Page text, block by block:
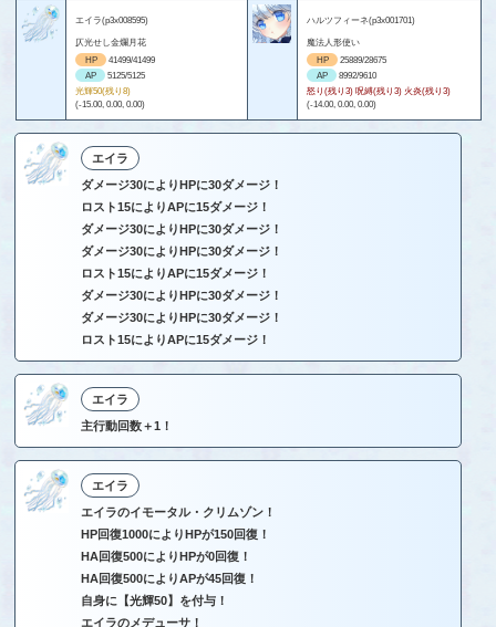
エイラ(p3x008595)
仄光せし金爛月花
HP
41499/41499
AP
5125/5125
光輝50(残り8)
(-15.00, 0.00, 0.00)
ハルツフィーネ(p3x001701)
魔法人形使い
HP
25889/28675
AP
8992/9610
怒り(残り3) 呪縛(残り3) 火炎(残り3)
(-14.00, 0.00, 0.00)
エイラ
ダメージ30によりHPに30ダメージ！
ロスト15によりAPに15ダメージ！
ダメージ30によりHPに30ダメージ！
ダメージ30によりHPに30ダメージ！
ロスト15によりAPに15ダメージ！
ダメージ30によりHPに30ダメージ！
ダメージ30によりHPに30ダメージ！
ロスト15によりAPに15ダメージ！
エイラ
主行動回数＋1！
エイラ
エイラのイモータル・クリムゾン！
HP回復1000によりHPが150回復！
HA回復500によりHPが0回復！
HA回復500によりAPが45回復！
自身に【光輝50】を付与！
エイラのメデューサ！